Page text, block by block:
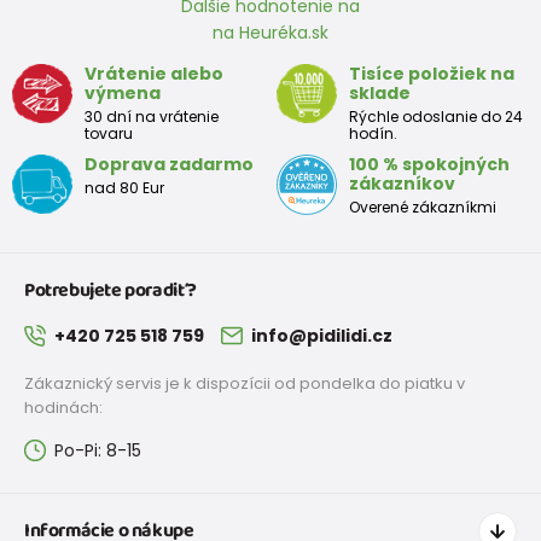
Približná tabuľka veľkosti batoľaťa
Veľkosť
Výška
(cm)
Prsia
(cm)
Pás
(cm)
(cm)
12
mesiacov
68 - 80 47 52
2 roky
3 roky 55
Približná tabuľka veľkostí pre dievča
Veľkosť
Ďalšie hodnotenie na
na Heuréka.sk
Vrátenie alebo
výmena
30 dní na vrátenie
tovaru
Tisíce položiek na
sklade
Rýchle odoslanie do 24
hodín.
Doprava zadarmo
nad 80 Eur
100 % spokojných
zákazníkov
Overené zákazníkmi
Potrebujete poradiť?
+420 725 518 759 info@pidilidi.cz
Zákaznický servis je k dispozícii od pondelka do piatku v
hodinách:
Po-Pi: 8-15
Informácie o nákupe